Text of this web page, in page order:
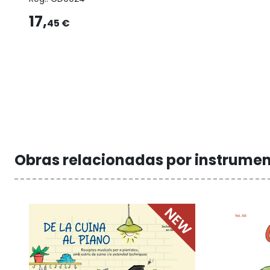
17,45 €
Obras relacionadas por